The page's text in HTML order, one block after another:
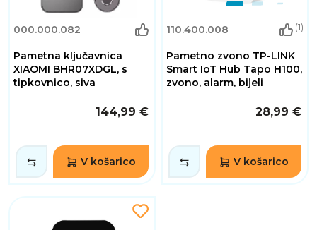
000.000.082
Pametna ključavnica
XIAOMI BHR07XDGL, s
tipkovnico, siva
144,99 €
V košarico
110.400.008 (1)
Pametno zvono TP-LINK
Smart IoT Hub Tapo H100,
zvono, alarm, bijeli
28,99 €
V košarico